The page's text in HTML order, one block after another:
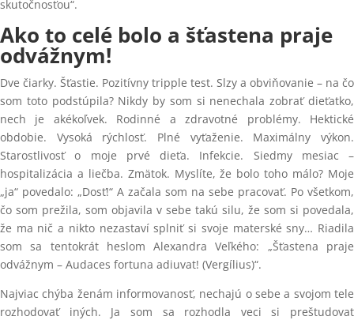
skutočnosťou“.
Ako to celé bolo a šťastena praje
odvážnym!
Dve čiarky. Šťastie. Pozitívny tripple test. Slzy a obviňovanie – na čo
som toto podstúpila? Nikdy by som si nenechala zobrať dieťatko,
nech je akékoľvek. Rodinné a zdravotné problémy. Hektické
obdobie. Vysoká rýchlosť. Plné vyťaženie. Maximálny výkon.
Starostlivosť o moje prvé dieťa. Infekcie. Siedmy mesiac –
hospitalizácia a liečba. Zmätok. Myslíte, že bolo toho málo? Moje
„ja“ povedalo: „Dosť!“ A začala som na sebe pracovať. Po všetkom,
čo som prežila, som objavila v sebe takú silu, že som si povedala,
že ma nič a nikto nezastaví splniť si svoje materské sny… Riadila
som sa tentokrát heslom Alexandra Veľkého: „Šťastena praje
odvážnym – Audaces fortuna adiuvat! (Vergílius)“.
Najviac chýba ženám informovanosť, nechajú o sebe a svojom tele
rozhodovať iných. Ja som sa rozhodla veci si preštudovať